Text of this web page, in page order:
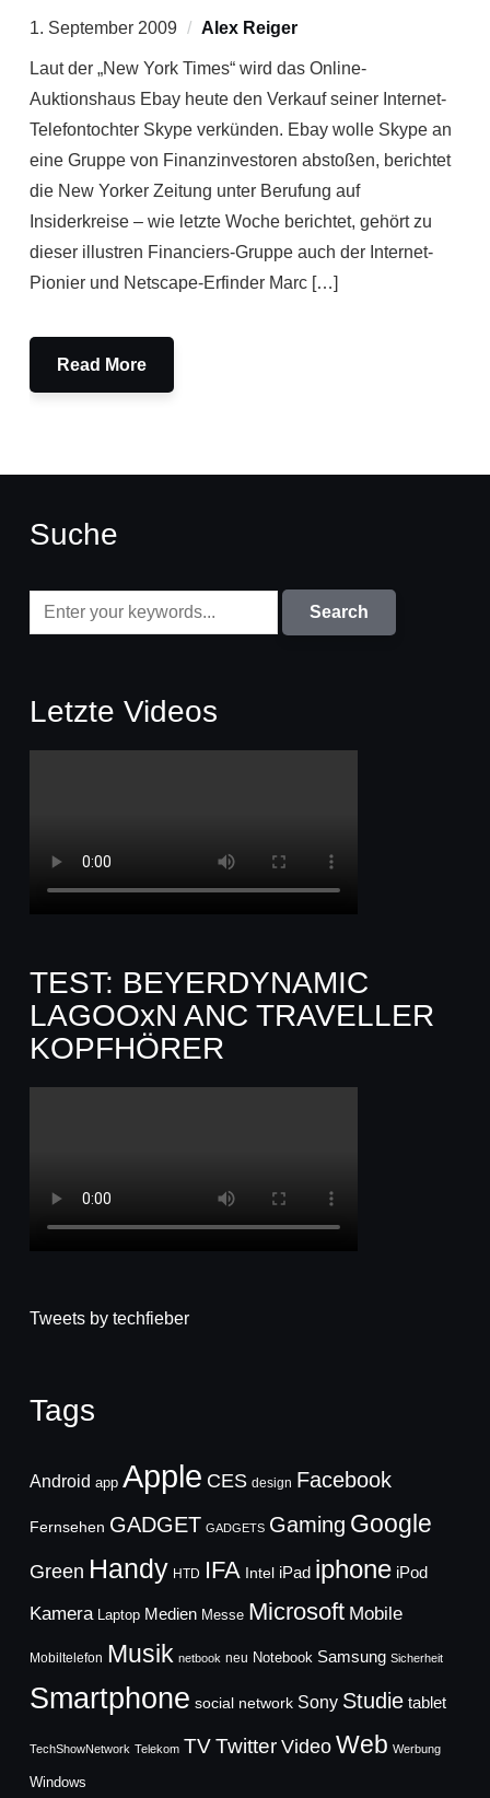
1. September 2009 Alex Reiger
Laut der „New York Times“ wird das Online-
Auktionshaus Ebay heute den Verkauf seiner Internet-
Telefontochter Skype verkünden. Ebay wolle Skype an
eine Gruppe von Finanzinvestoren abstoßen, berichtet
die New Yorker Zeitung unter Berufung auf
Insiderkreise – wie letzte Woche berichtet, gehört zu
dieser illustren Financiers-Gruppe auch der Internet-
Pionier und Netscape-Erfinder Marc […]
Read More
Suche
Letzte Videos
TEST: BEYERDYNAMIC
LAGOOxN ANC TRAVELLER
KOPFHÖRER
Tweets by techfieber
Tags
Android app Apple CES design Facebook
Fernsehen GADGET GADGETS Gaming Google
Green Handy HTD IFA Intel iPad iphone iPod
Kamera Laptop Medien Messe Microsoft Mobile
Mobiltelefon Musik netbook neu Notebook Samsung Sicherheit
Smartphone social network Sony Studie tablet
TechShowNetwork Telekom TVTwitter Video Web Werbung
Windows